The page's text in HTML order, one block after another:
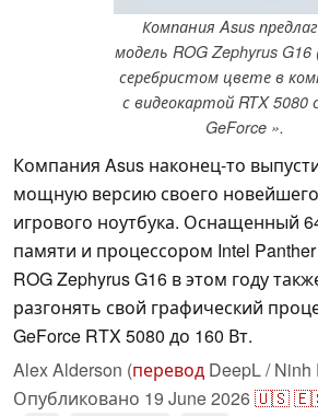
Компания Asus
модель ROG Zephyrus G16
серебристом цвете в
с видеокартой RTX 5080
GeForce ».
Компания Asus наконец-то
мощную версию своего
игрового ноутбука. Оснащенный
памяти и процессором Intel
ROG Zephyrus G16 в этом году
разгонять свой графический
GeForce RTX 5080 до 160 Вт.
Alex Alderson (перевод DeepL / Ninh
Опубликовано 19 June 2026🇺🇸